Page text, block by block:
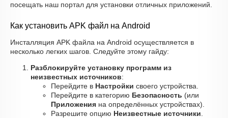
посещать наш портал для установки отличных приложений.
Как установить APK файл на Android
Инсталляция APK файла на Android осуществляется в
несколько легких шагов. Следуйте этому гайду:
Разблокируйте установку программ из
неизвестных источников:
Перейдите в Настройки своего устройства.
Перейдите в категорию Безопасность (или
Приложения на определённых устройствах).
Разрешите опцию Неизвестные источники